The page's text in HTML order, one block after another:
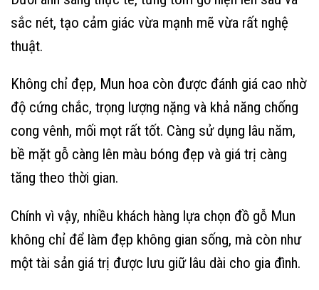
sắc nét, tạo cảm giác vừa mạnh mẽ vừa rất nghệ
thuật.
Không chỉ đẹp, Mun hoa còn được đánh giá cao nhờ
độ cứng chắc, trọng lượng nặng và khả năng chống
cong vênh, mối mọt rất tốt. Càng sử dụng lâu năm,
bề mặt gỗ càng lên màu bóng đẹp và giá trị càng
tăng theo thời gian.
Chính vì vậy, nhiều khách hàng lựa chọn đồ gỗ Mun
không chỉ để làm đẹp không gian sống, mà còn như
một tài sản giá trị được lưu giữ lâu dài cho gia đình.